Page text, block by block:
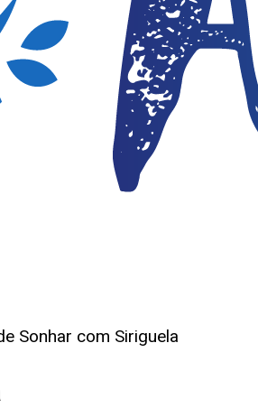
Sonhar com Siriguela